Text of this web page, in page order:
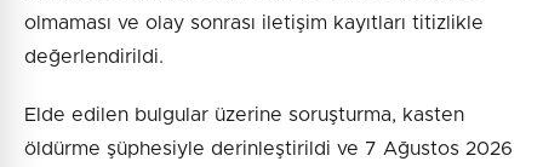
olmaması ve olay sonrası iletişim kayıtları titizlikle
değerlendirildi.
Elde edilen bulgular üzerine soruşturma, kasten
öldürme şüphesiyle derinleştirildi ve 7 Ağustos 2026